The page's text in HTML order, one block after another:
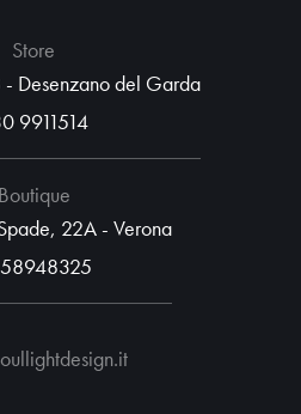
Store
Desenzano del Garda
9911514
Boutique
22A - Verona